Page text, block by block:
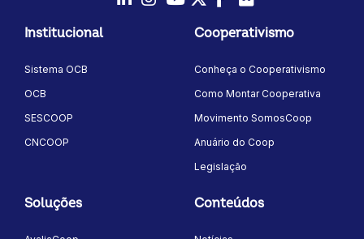
Instagram
YoutubeTwitter/X
Facebook
Institucional
Sistema OCB
OCB
SESCOOP
CNCOOP
Cooperativismo
Conheça o Cooperativismo
Como Montar Cooperativa
Movimento SomosCoop
Anuário do Coop
Legislação
Soluções Conteúdos